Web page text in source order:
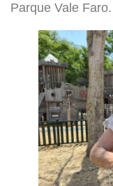
Parque Vale Faro.